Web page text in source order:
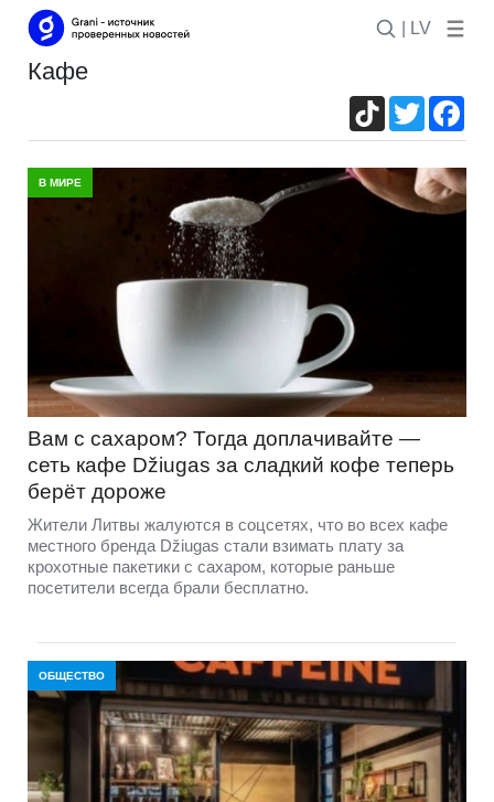
| LV
кафе
TikTokTwitter
В МИРЕ
Вам с сахаром? Тогда доплачивайте —
сеть кафе Džiugas за сладкий кофе теперь
берёт дороже
Жители Литвы жалуются в соцсетях, что во всех кафе
местного бренда Džiugas стали взимать плату за
крохотные пакетики с сахаром, которые раньше
посетители всегда брали бесплатно.
ОБЩЕСТВО